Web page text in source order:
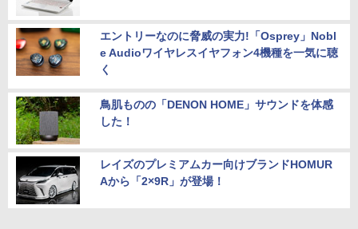
エントリーなのに脅威の実力!「Osprey」Nobl
e Audioワイヤレスイヤフォン4機種を一気に聴
く
鳥肌ものの「DENON HOME」サウンドを体感
した！
レイズのプレミアムカー向けブランドHOMUR
Aから「2×9R」が登場！